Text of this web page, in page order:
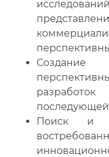
Создание
Поиск и